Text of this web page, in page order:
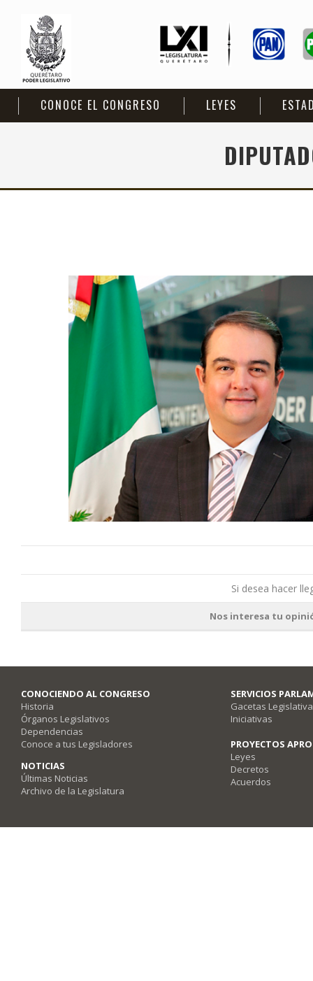
CONOCE EL CONGRESO LEYES
Si desea hacer
Nos interesa tu
CONOCIENDO AL CONGRESO
Historia
Órganos Legislativos
Dependencias
Conoce a tus Legisladores
NOTICIAS
Últimas Noticias
Archivo de la Legislatura
SERVICIOS
Gacetas
Iniciativas
PROYECTOS
Leyes
Decretos
Acuerdos